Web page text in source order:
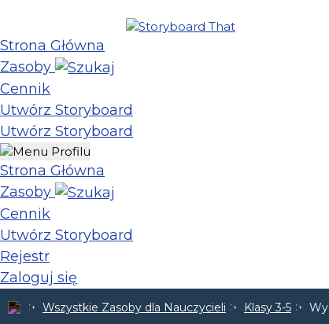
Strona Główna
Zasoby
Cennik
Utwórz Storyboard
Utwórz Storyboard
Strona Główna
Zasoby
Cennik
Utwórz Storyboard
Rejestr
Zaloguj się
Wszystkie Zasoby dla Nauczycieli Klasy 3-5